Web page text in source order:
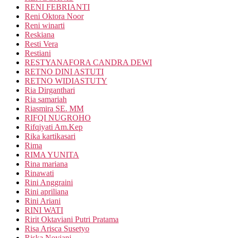
RENI FEBRIANTI
Reni Oktora Noor
Reni winarti
Reskiana
Resti Vera
Restiani
RESTYANAFORA CANDRA DEWI
RETNO DINI ASTUTI
RETNO WIDIASTUTY
Ria Dirganthari
Ria samariah
Riasmira SE. MM
RIFQI NUGROHO
Rifqiyati Am.Kep
Rika kartikasari
Rima
RIMA YUNITA
Rina mariana
Rinawati
Rini Anggraini
Rini apriliana
Rini Ariani
RINI WATI
Ririt Oktaviani Putri Pratama
Risa Arisca Susetyo